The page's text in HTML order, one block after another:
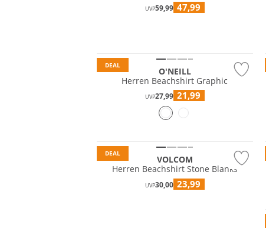
UVP59,99 47,99
DEAL
O'NEILL
Herren Beachshirt Graphic
UVP27,99 21,99
DEAL
VOLCOM
Herren Beachshirt Stone Blanks
UVP30,00 23,99